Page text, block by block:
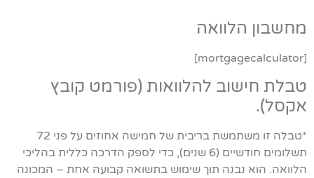
מחשבון הלוואה
[mortgagecalculator]
טבלת חישוב להלוואות (פורמט קובץ
אקסל).
*טבלה זו משתמשת בריבית של חמישה אחוזים על פני 72
תשלומים חודשיים (6 שנים), כדי לספק הדרכה כללית בהליכי
הלוואה. הוא נבנה תוך שימוש בתשואה קבועה אחת – המכונה